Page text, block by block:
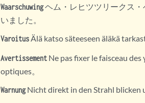
Waarschuwingヘム・レヒツツリークス
いました。
VaroitusÄlä katso säteeseen äläkä
Avertissement Ne pas fixer le faisceau
optiques。
WarnungNicht direkt in den Strahl blicken